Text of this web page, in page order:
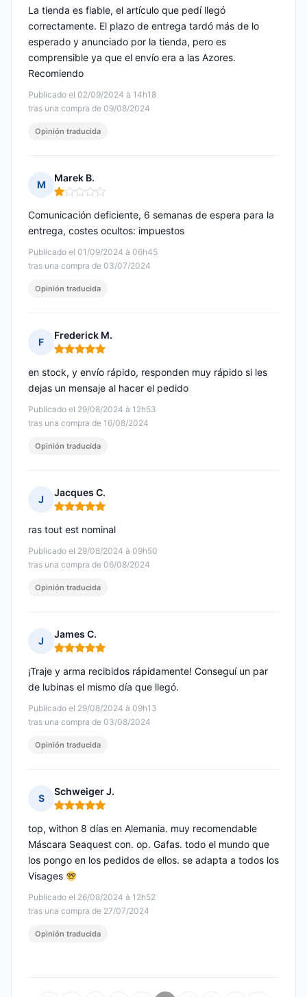
Publicado el 02/09/2024 à 14h18
tras una compra de 09/08/2024
La tienda es fiable, el artículo que pedí llegó
correctamente. El plazo de entrega tardó más de lo
esperado y anunciado por la tienda, pero es
comprensible ya que el envío era a las Azores.
Recomiendo
Opinión traducida
M
Marek B.
Nota: 1 de 5
Publicado el 01/09/2024 à 06h45
tras una compra de 03/07/2024
Comunicación deficiente, 6 semanas de espera para la
entrega, costes ocultos: impuestos
Opinión traducida
F
Frederick M.
Nota: 5 de 5
Publicado el 29/08/2024 à 12h53
tras una compra de 16/08/2024
en stock, y envío rápido, responden muy rápido si les
dejas un mensaje al hacer el pedido
Opinión traducida
J
Jacques C.
Nota: 5 de 5
Publicado el 29/08/2024 à 09h50
tras una compra de 06/08/2024
ras tout est nominal
Opinión traducida
J
James C.
Nota: 5 de 5
Publicado el 29/08/2024 à 09h13
tras una compra de 03/08/2024
¡Traje y arma recibidos rápidamente! Conseguí un par
de lubinas el mismo día que llegó.
Opinión traducida
S
Schweiger J.
Nota: 5 de 5
Publicado el 26/08/2024 à 12h52
tras una compra de 27/07/2024
top, withon 8 días en Alemania. muy recomendable
Máscara Seaquest con. op. Gafas. todo el mundo que
los pongo en los pedidos de ellos. se adapta a todos los
Visages
Opinión traducida